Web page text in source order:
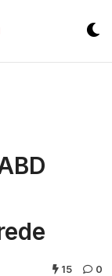
15 0